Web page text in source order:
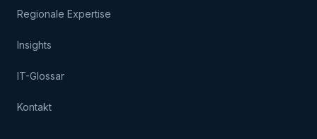
Regionale Expertise
Insights
IT-Glossar
Kontakt